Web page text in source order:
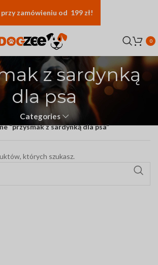
0
z sardynką
dla psa
Categories
“przysmak z sardynką dla psa”
których szukasz.
przy zamówieniu od 199 zł!